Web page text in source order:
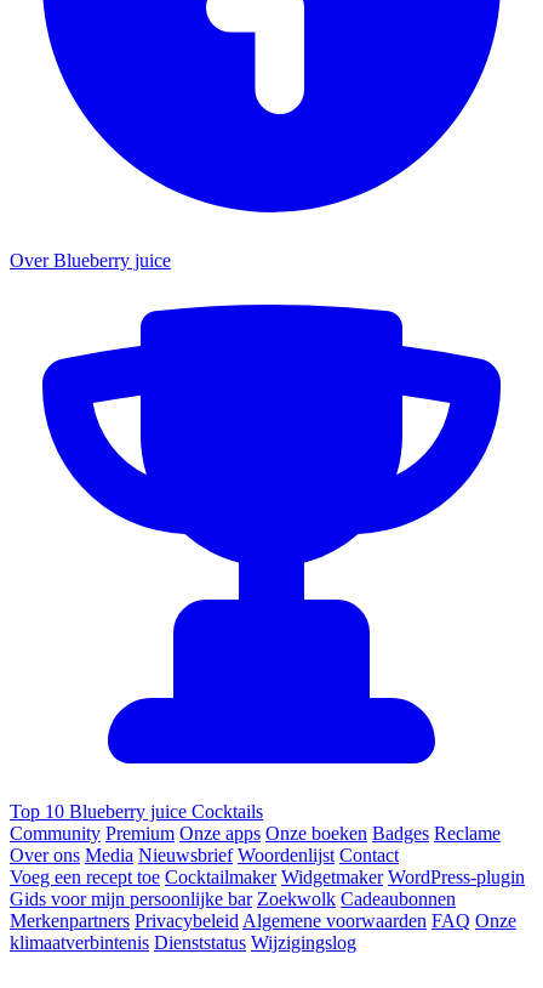
Over Blueberry juice
Top 10 Blueberry juice Cocktails
Community Premium Onze apps Onze boeken Badges Reclame
Over ons Media Nieuwsbrief Woordenlijst Contact
Voeg een recept toe Cocktailmaker Widgetmaker WordPress-plugin
Gids voor mijn persoonlijke bar Zoekwolk Cadeaubonnen
Merkenpartners Privacybeleid Algemene voorwaarden FAQ Onze
klimaatverbintenis Dienststatus Wijzigingslog